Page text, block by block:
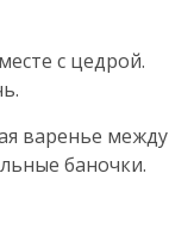
с цедрой.
варенье между
баночки.